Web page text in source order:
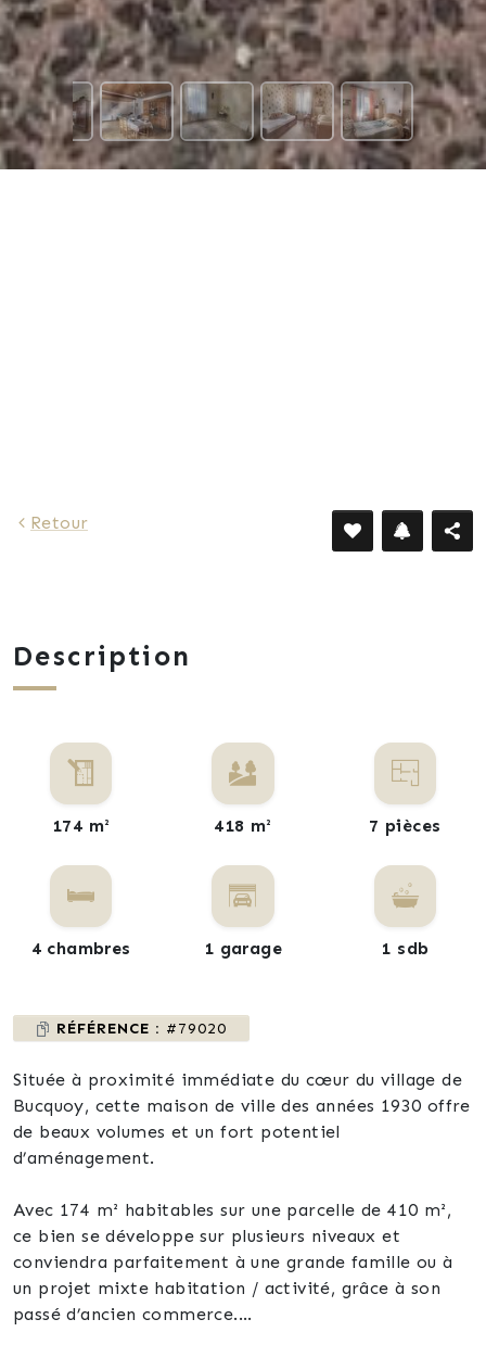
Retour
Description
174 m² 418 m² 7 pièces
4 chambres 1 garage 1 sdb
RÉFÉRENCE : #79020
Située à proximité immédiate du cœur du village de
Bucquoy, cette maison de ville des années 1930 offre
de beaux volumes et un fort potentiel
d’aménagement.
Avec 174 m² habitables sur une parcelle de 410 m²,
ce bien se développe sur plusieurs niveaux et
conviendra parfaitement à une grande famille ou à
un projet mixte habitation / activité, grâce à son
passé d’ancien commerce.